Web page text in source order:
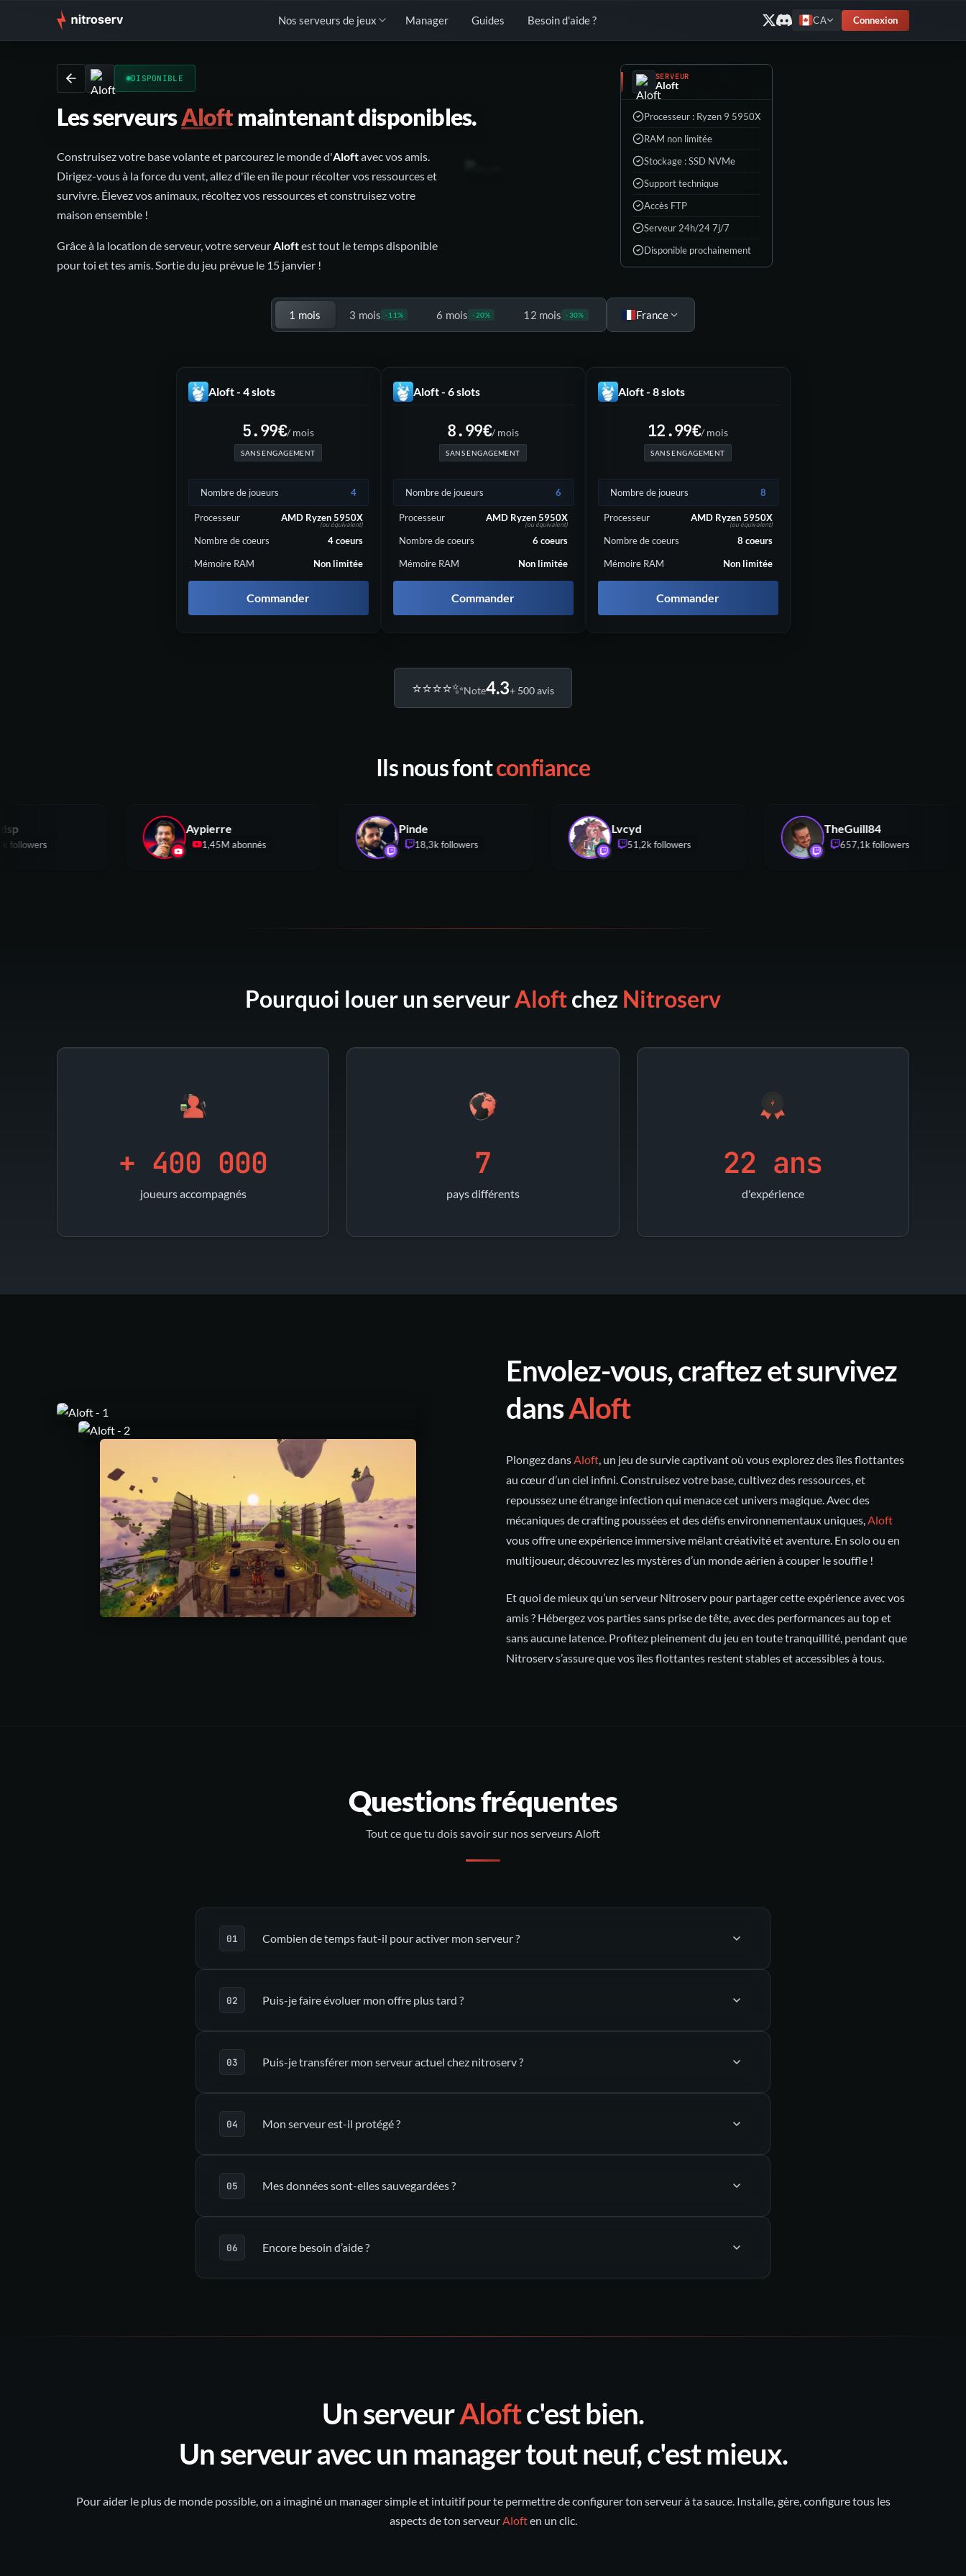
Nos serveurs de jeux Manager Guides Besoin d'aide ? CA Connexion
DISPONIBLE
Les serveursAloftmaintenant disponibles.
‍Construisez votre base volante et parcourez le monde d'Aloftavec vos amis.
Dirigez-vous à la force du vent, allez d'île en île pour récolter vos ressources et
survivre. Élevez vos animaux, récoltez vos ressources et construisez votre
maison ensemble !
Grâce à la location de serveur, votre serveurAloftest tout le temps disponible
pour toi et tes amis. Sortie du jeu prévue le 15 janvier !
SERVEUR
Aloft
Processeur : Ryzen 9 5950X
RAM non limitée
Stockage : SSD NVMe
Support technique
Accès FTP
Serveur 24h/24 7j/7
Disponible prochainement
1 mois 3 mois -11% 6 mois -20% 12 mois -30% France
Aloft - 4 slots
5.99€/ mois
SANS ENGAGEMENT
Nombre de joueurs 4
Processeur AMD Ryzen 5950X
(ou équivalent)
Nombre de coeurs 4 coeurs
Mémoire RAM
Non limitée
Commander
Aloft - 6 slots
8.99€/ mois
SANS ENGAGEMENT
Nombre de joueurs 6
Processeur AMD Ryzen 5950X
(ou équivalent)
Nombre de coeurs 6 coeurs
Mémoire RAM
Non limitée
Commander
Aloft - 8 slots
12.99€/ mois
SANS ENGAGEMENT
Nombre de joueurs 8
Processeur AMD Ryzen 5950X
(ou équivalent)
Nombre de coeurs 8 coeurs
Mémoire RAM
Non limitée
Commander
⭐️⭐️⭐️⭐️✨Note4.3+ 500 avis
Ils nous fontconfiance
6,3k followers
Aypierre
1,45M abonnés
Pinde
18,3k followers
Lvcyd
51,2k followers
TheGuill84
657,1k followers
Pourquoi louer un serveurAloftchez Nitroserv
+ 400 000
joueurs accompagnés
7
pays différents
22 ans
d'expérience
Envolez-vous, craftez et survivez
dansAloft
‍Plongez dansAloft, un jeu de survie captivant où vous explorez des îles flottantes
au cœur d’un ciel infini. Construisez votre base, cultivez des ressources, et
repoussez une étrange infection qui menace cet univers magique. Avec des
mécaniques de crafting poussées et des défis environnementaux uniques,Aloft
vous offre une expérience immersive mêlant créativité et aventure. En solo ou en
multijoueur, découvrez les mystères d’un monde aérien à couper le souffle !
Et quoi de mieux qu’un serveur Nitroserv pour partager cette expérience avec vos
amis ? Hébergez vos parties sans prise de tête, avec des performances au top et
sans aucune latence. Profitez pleinement du jeu en toute tranquillité, pendant que
Nitroserv s’assure que vos îles flottantes restent stables et accessibles à tous.
Questions fréquentes
Tout ce que tu dois savoir sur nos serveurs Aloft
Combien de temps faut-il pour activer mon serveur ?
déployé automatiquement
Puis-je faire évoluer mon offre plus tard ?
Puis-je transférer mon serveur actuel chez nitroserv ?
guides dédiés
Mon serveur est-il protégé ?
Mes données sont-elles sauvegardées ?
jours suivants
conservée pendant 6 mois
Encore besoin d’aide ?
Un serveurAloftc'est bien.
Un serveur avec un manager tout neuf,c'est mieux.
Pour aider le plus de monde possible, on a imaginé un manager simple et intuitif pour te permettre de configurer ton serveur à ta sauce. Installe, gère, configure tous les
aspects de ton serveurAloften un clic.